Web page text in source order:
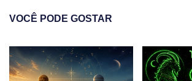
VOCÊ PODE GOSTAR